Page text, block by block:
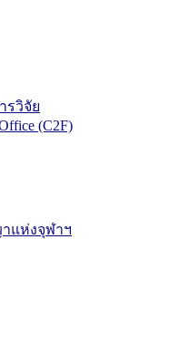
รวิจัย
(C2F)
แห่งจุฬาฯ